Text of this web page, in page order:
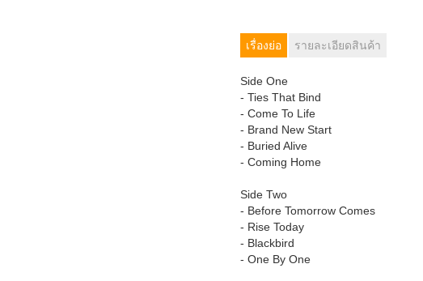
เรื่องย่อ รายละเอียดสินค้า
Side One
- Ties That Bind
- Come To Life
- Brand New Start
- Buried Alive
- Coming Home
Side Two
- Before Tomorrow Comes
- Rise Today
- Blackbird
- One By One